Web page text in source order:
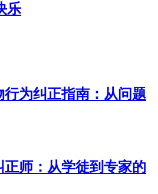
乐
为纠正指南：从问题
师：从学徒到专家的